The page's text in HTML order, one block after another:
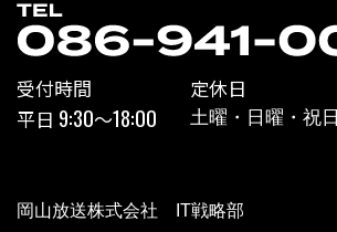
受付時間
平日 9:30〜18:00
定休日
土曜・日曜・祝日
岡山放送株式会社 IT戦略部